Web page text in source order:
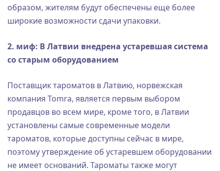
образом, жителям будут обеспечены еще более
широкие возможности сдачи упаковки.
2. миф: В Латвии внедрена устаревшая система
со старым оборудованием
Поставщик тароматов в Латвию, норвежская
компания Tomra, является первым выбором
продавцов во всем мире, кроме того, в Латвии
установлены самые современные модели
тароматов, которые доступны сейчас в мире,
поэтому утверждение об устаревшем оборудовании
не имеет оснований. Тароматы также могут